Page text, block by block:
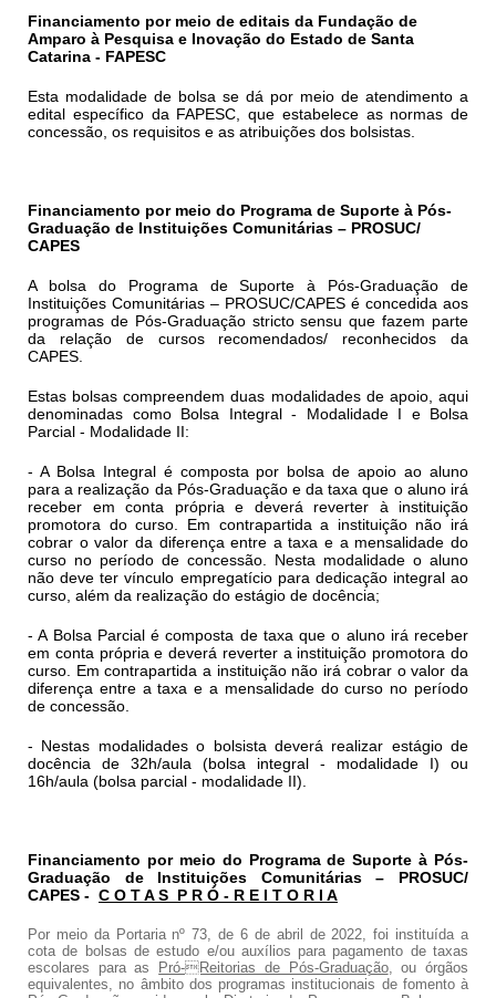
Financiamento por meio de editais da Fundação de
Amparo à Pesquisa e Inovação do Estado de Santa
Catarina - FAPESC
Esta modalidade de bolsa se dá por meio de atendimento a
edital específico da FAPESC, que estabelece as normas de
concessão, os requisitos e as atribuições dos bolsistas.
Financiamento por meio do Programa de Suporte à Pós-
Graduação de Instituições Comunitárias – PROSUC/
CAPES
A bolsa do Programa de Suporte à Pós-Graduação de
Instituições Comunitárias – PROSUC/CAPES é concedida aos
programas de Pós-Graduação stricto sensu que fazem parte
da relação de cursos recomendados/ reconhecidos da
CAPES.
Estas bolsas compreendem duas modalidades de apoio, aqui
denominadas como Bolsa Integral - Modalidade I e Bolsa
Parcial - Modalidade II:
- A Bolsa Integral é composta por bolsa de apoio ao aluno
para a realização da Pós-Graduação e da taxa que o aluno irá
receber em conta própria e deverá reverter à instituição
promotora do curso. Em contrapartida a instituição não irá
cobrar o valor da diferença entre a taxa e a mensalidade do
curso no período de concessão. Nesta modalidade o aluno
não deve ter vínculo empregatício para dedicação integral ao
curso, além da realização do estágio de docência;
- A Bolsa Parcial é composta de taxa que o aluno irá receber
em conta própria e deverá reverter a instituição promotora do
curso. Em contrapartida a instituição não irá cobrar o valor da
diferença entre a taxa e a mensalidade do curso no período
de concessão.
- Nestas modalidades o bolsista deverá realizar estágio de
docência de 32h/aula (bolsa integral - modalidade I) ou
16h/aula (bolsa parcial - modalidade II).
Financiamento por meio do Programa de Suporte à Pós-
Graduação de Instituições Comunitárias – PROSUC/
CAPES - C O T A S P R Ó - R E I T O R I A
Por meio da Portaria nº 73, de 6 de abril de 2022, foi instituída a
cota de bolsas de estudo e/ou auxílios para pagamento de taxas
escolares para as
Pró-Reitorias de Pós-Graduação, ou órgãos
equivalentes, no âmbito dos programas institucionais de fomento à